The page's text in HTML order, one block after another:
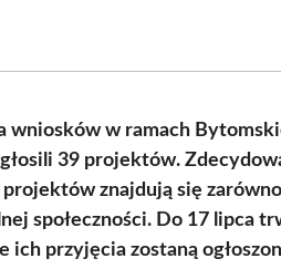
wniosków w ramach
39 projektów.
znajdują się
społeczności. Do 17 lipca
ich przyjęcia zostaną